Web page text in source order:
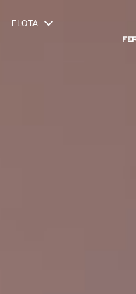
FLOTA